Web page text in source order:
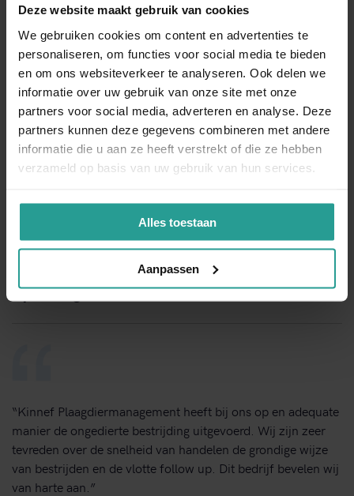
Deze website maakt gebruik van cookies
We gebruiken cookies om content en advertenties te
personaliseren, om functies voor social media te bieden
en om ons websiteverkeer te analyseren. Ook delen we
informatie over uw gebruik van onze site met onze
partners voor social media, adverteren en analyse. Deze
partners kunnen deze gegevens combineren met andere
informatie die u aan ze heeft verstrekt of die ze hebben
verzameld op basis van uw gebruik van hun services.
Alles toestaan
Aanpassen
te wachten. Bel ons direct via het nummer 0341 26 54 30
voor ongediertebestrijding in Elburg. Dan plannen we een
afspraak met u in voor het langskomen op zeer korte
termijn. We zijn hiervoor 24/7 bereikbaar.
Neem contact met ons op!
BEL ONS DIRECT
CONTACTFORMULIER
Binnen 1 werkdag antwoord
“Kinnef Plaagdiermanagement heeft bij ons op en adequate
manier de ongedierte bestrijding uitgevoerd. Wij zijn zeer
tevreden over de snelheid van handelen de grondige wijze
van bestrijden en de vlotte follow up. Dit bedrijf bevelen wij
van harte aan.”